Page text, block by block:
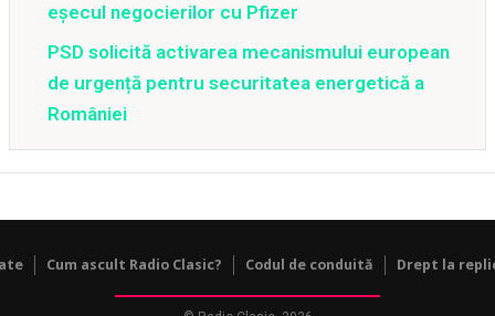
eșecul negocierilor cu Pfizer
PSD solicită activarea mecanismului european
de urgență pentru securitatea energetică a
României
Cum ascult Radio Clasic? Codul de conduită Drept la